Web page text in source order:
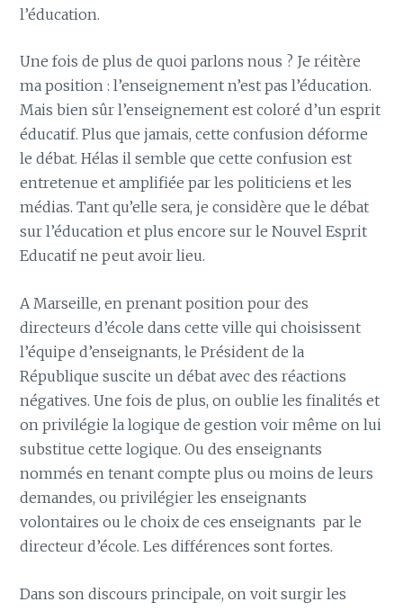
l’éducation.
Une fois de plus de quoi parlons nous ? Je réitère
ma position : l’enseignement n’est pas l’éducation.
Mais bien sûr l’enseignement est coloré d’un esprit
éducatif. Plus que jamais, cette confusion déforme
le débat. Hélas il semble que cette confusion est
entretenue et amplifiée par les politiciens et les
médias. Tant qu’elle sera, je considère que le débat
sur l’éducation et plus encore sur le Nouvel Esprit
Educatif ne peut avoir lieu.
A Marseille, en prenant position pour des
directeurs d’école dans cette ville qui choisissent
l’équipe d’enseignants, le Président de la
République suscite un débat avec des réactions
négatives. Une fois de plus, on oublie les finalités et
on privilégie la logique de gestion voir même on lui
substitue cette logique. Ou des enseignants
nommés en tenant compte plus ou moins de leurs
demandes, ou privilégier les enseignants
volontaires ou le choix de ces enseignants par le
directeur d’école. Les différences sont fortes.
Dans son discours principale, on voit surgir les